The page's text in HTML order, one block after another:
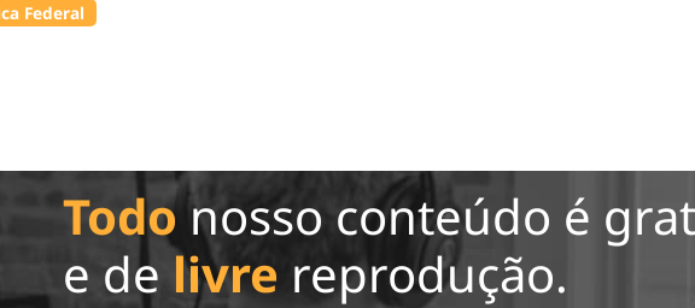
Federal
Todonosso conteúdo é
e de livre reprodução.